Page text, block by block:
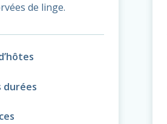
de linge.
durées